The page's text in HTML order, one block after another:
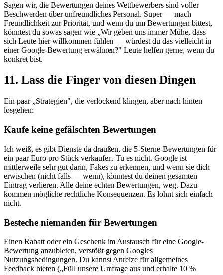
Sagen wir, die Bewertungen deines Wettbewerbers sind voller
Beschwerden über unfreundliches Personal. Super — mach
Freundlichkeit zur Priorität, und wenn du um Bewertungen bittest,
könntest du sowas sagen wie „Wir geben uns immer Mühe, dass
sich Leute hier willkommen fühlen — würdest du das vielleicht in
einer Google-Bewertung erwähnen?" Leute helfen gerne, wenn du
konkret bist.
11. Lass die Finger von diesen Dingen
Ein paar „Strategien", die verlockend klingen, aber nach hinten
losgehen:
Kaufe keine gefälschten Bewertungen
Ich weiß, es gibt Dienste da draußen, die 5-Sterne-Bewertungen für
ein paar Euro pro Stück verkaufen. Tu es nicht. Google ist
mittlerweile sehr gut darin, Fakes zu erkennen, und wenn sie dich
erwischen (nicht falls — wenn), könntest du deinen gesamten
Eintrag verlieren. Alle deine echten Bewertungen, weg. Dazu
kommen mögliche rechtliche Konsequenzen. Es lohnt sich einfach
nicht.
Besteche niemanden für Bewertungen
Einen Rabatt oder ein Geschenk im Austausch für eine Google-
Bewertung anzubieten, verstößt gegen Googles
Nutzungsbedingungen. Du kannst Anreize für allgemeines
Feedback bieten („Füll unsere Umfrage aus und erhalte 10 %